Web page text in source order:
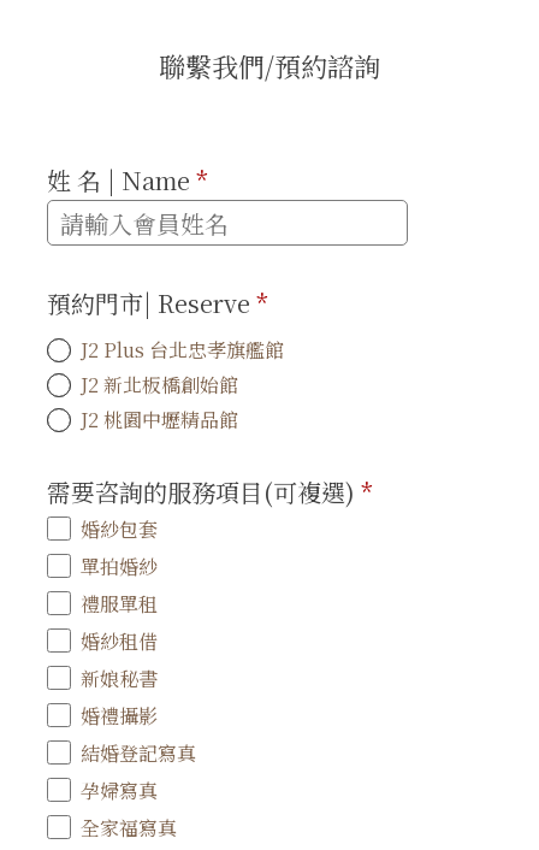
聯繫我們/預約諮詢
姓 名 | Name*
預約門市| Reserve*
J2 Plus 台北忠孝旗艦館
J2 新北板橋創始館
J2 桃園中壢精品館
需要咨詢的服務項目(可複選)*
婚紗包套
單拍婚紗
禮服單租
婚紗租借
新娘秘書
婚禮攝影
結婚登記寫真
孕婦寫真
全家福寫真